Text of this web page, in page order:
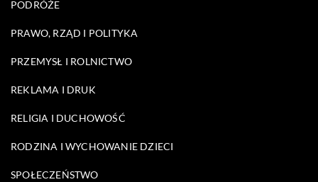
PODRÓŻE
PRAWO, RZĄD I POLITYKA
PRZEMYSŁ I ROLNICTWO
REKLAMA I DRUK
RELIGIA I DUCHOWOŚĆ
RODZINA I WYCHOWANIE DZIECI
SPOŁECZEŃSTWO